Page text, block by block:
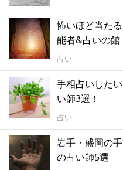
怖いほど当た
能者&占いの館
占い
手相占いした
い師3選！
占い
岩手・盛岡の
の占い師5選